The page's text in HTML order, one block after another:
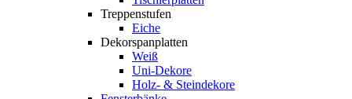
Treppenstufen
Eiche
Dekorspanplatten
Weiß
Uni-Dekore
Holz- & Steindekore